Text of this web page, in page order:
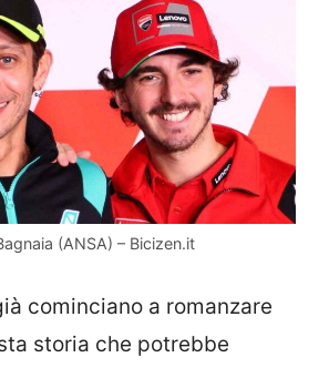
(ANSA) – Bicizen.it
cominciano a romanzare
storia che potrebbe